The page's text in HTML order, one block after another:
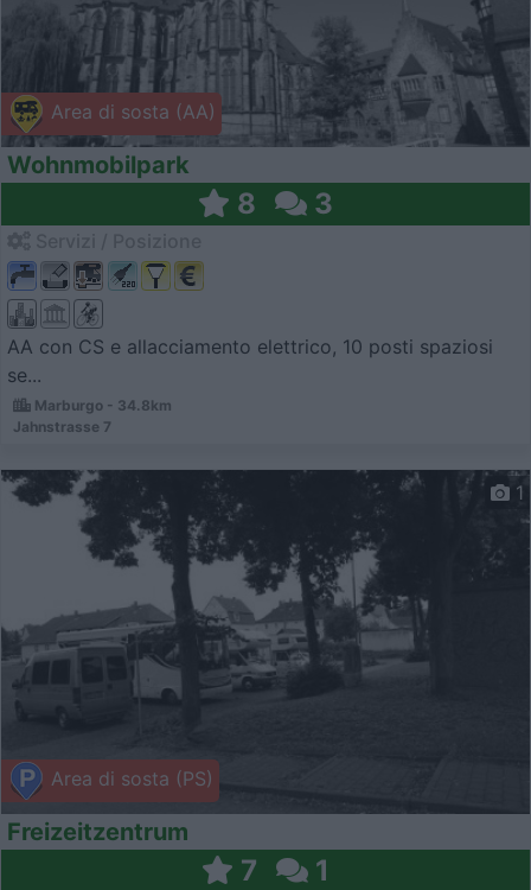
Area di sosta (AA)
Wohnmobilpark
8 3
AA con CS e allacciamento elettrico, 10 posti spaziosi
se...
Marburgo - 34.8km
Jahnstrasse 7
Area di sosta (PS)
1
Freizeitzentrum
7 1